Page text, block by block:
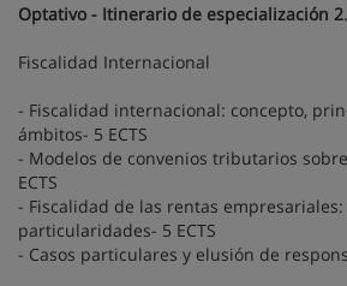
Optativo - Itinerario de especialización 2.
Fiscalidad Internacional
- Fiscalidad internacional: concepto,
ámbitos- 5 ECTS
- Modelos de convenios tributarios
ECTS
- Fiscalidad de las rentas
particularidades- 5 ECTS
- Casos particulares y elusión de